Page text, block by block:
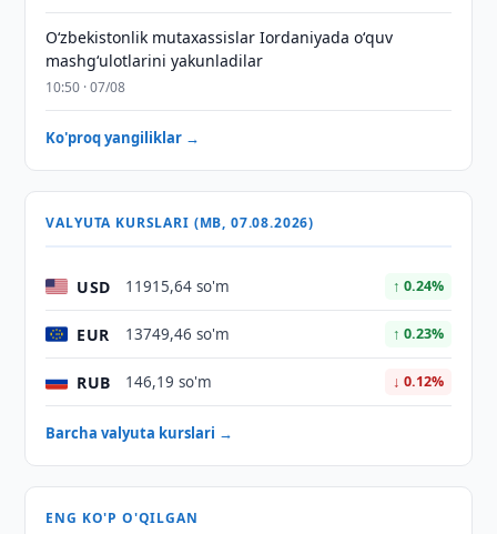
Oʻzbekistonlik mutaxassislar Iordaniyada oʻquv
mashgʻulotlarini yakunladilar
10:50 · 07/08
Ko'proq yangiliklar →
VALYUTA KURSLARI (MB, 07.08.2026)
USD 11915,64 so'm ↑ 0.24%
EUR 13749,46 so'm ↑ 0.23%
RUB 146,19 so'm ↓ 0.12%
Barcha valyuta kurslari →
ENG KO'P O'QILGAN